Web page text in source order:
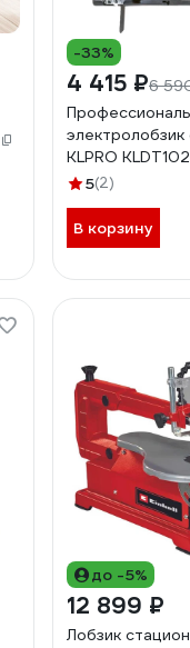
-33%
4 415 ₽6
электролобзик
KLPRO
14023
5(2)
В корзину
до -5%
12 899 ₽
Лобзик